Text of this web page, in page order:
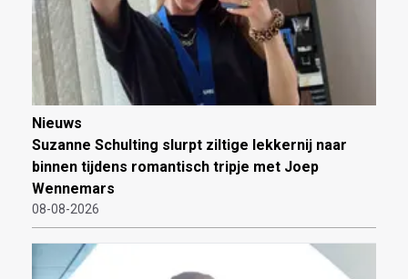
Nieuws
Suzanne Schulting slurpt ziltige lekkernij naar
binnen tijdens romantisch tripje met Joep
Wennemars
08-08-2026